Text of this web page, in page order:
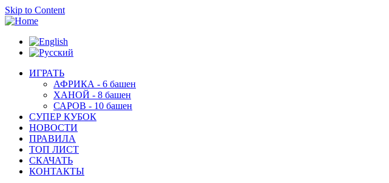
Skip to Content
ИГРАТЬ
АФРИКА - 6 башен
ХАНОЙ - 8 башен
САРОВ - 10 башен
СУПЕР КУБОК
НОВОСТИ
ПРАВИЛА
ТОП ЛИСТ
СКАЧАТЬ
КОНТАКТЫ